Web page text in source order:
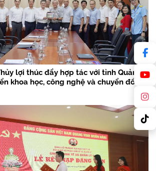
lợi thúc đẩy hợp tác với tỉnh Quảng
khoa học, công nghệ và chuyển đổi số